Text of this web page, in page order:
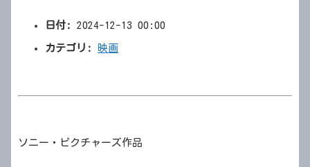
日付: 2024-12-13 00:00
カテゴリ: 映画
ソニー・ピクチャーズ作品